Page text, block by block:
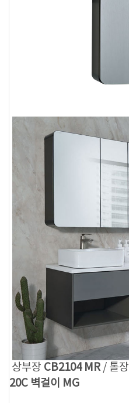
상부장 CB2104 MR/ 톨장
20C 벽걸이 MG